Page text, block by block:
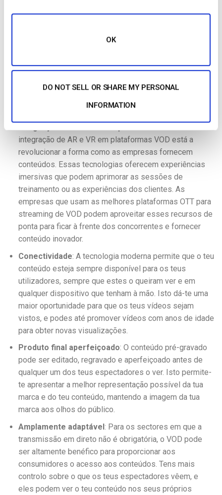
OK
DO NOT SELL OR SHARE MY PERSONAL
INFORMATION
Estas informações ajudam a otimizar as estratégias de
comportamentos dos espectadores, as empresas
podem tomar decisões informadas para melhorar a
integração de AR e VR em plataformas VOD está a
revolucionar a forma como as empresas fornecem
conteúdos. Essas tecnologias oferecem experiências
imersivas que podem aprimorar as sessões de
treinamento ou as experiências dos clientes. As
empresas que usam as melhores plataformas OTT para
streaming de VOD podem aproveitar esses recursos de
ponta para ficar à frente dos concorrentes e fornecer
conteúdo inovador.
Conectividade: A tecnologia moderna permite que o teu
conteúdo esteja sempre disponível para os teus
utilizadores, sempre que estes o queiram ver e em
qualquer dispositivo que tenham à mão. Isto dá-te uma
maior oportunidade para que os teus vídeos sejam
vistos, e podes até promover vídeos com anos de idade
para obter novas visualizações.
Produto final aperfeiçoado: O conteúdo pré-gravado
pode ser editado, regravado e aperfeiçoado antes de
qualquer um dos teus espectadores o ver. Isto permite-
te apresentar a melhor representação possível da tua
marca e do teu conteúdo, mantendo a imagem da tua
marca aos olhos do público.
Amplamente adaptável: Para os sectores em que a
transmissão em direto não é obrigatória, o VOD pode
ser altamente benéfico para proporcionar aos
consumidores o acesso aos conteúdos. Tens mais
controlo sobre o que os teus espectadores vêem, e
eles podem ver o teu conteúdo nos seus próprios